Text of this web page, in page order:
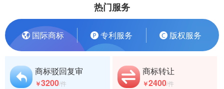
热门服务
国际商标 专利服务 版权服务
商标驳回复审
￥3200/件
商标转让
￥2400/件